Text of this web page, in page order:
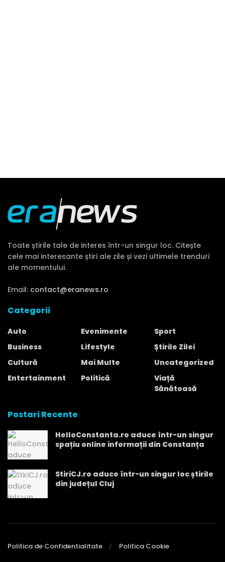
Toate știrile tale de interes într-un singur loc. Citește
cele mai interesante știri ale zile și vezi ultimele trenduri
ale momentului.
Email: contact@eranews.ro
Categorii
Auto
Business
Cultură
Entertainment
Evenimente
Lifestyle
Mai Multe
Politică
Sport
Știrile Zilei
Uncategorized
Viață
Sănătoasă
Postari Recente
HelloConstanta.ro aduce într-un singur
spațiu online informații din Constanța
StiriCJ.ro aduce într-un singur loc știrile
din județul Cluj
Politica de Confidentialitate Politica Cookie